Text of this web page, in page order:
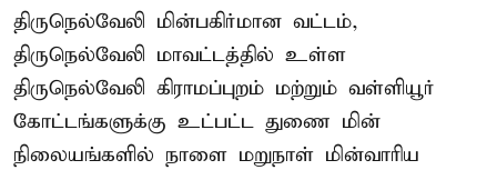
திருநெல்வேலி மின்பகிர்மான வட்டம்,
திருநெல்வேலி மாவட்டத்தில் உள்ள
திருநெல்வேலி கிராமப்புறம் மற்றும் வள்ளியூர்
கோட்டங்களுக்கு உட்பட்ட துணை மின்
நிலையங்களில் நாளை மறுநாள் மின்வாரிய